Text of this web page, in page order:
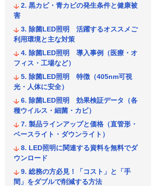
黒カビ・青カビの発生条件と健康被
害
除菌LED照明 活躍するオススメご
利用環境と主な対策
除菌LED照明 導入事例（医療・オ
フィス・工場など）
除菌LED照明 特徴（405nm可視
光・人体に安全）
除菌LED照明 効果検証データ（各
種ウイルス・細菌・カビ）
製品ラインアップと価格（直管形・
ベースライト・ダウンライト）
LED照明に関連する資料を無料でダ
ウンロード
総務の方必見！「コスト」と「手
間」をダブルで削減する方法